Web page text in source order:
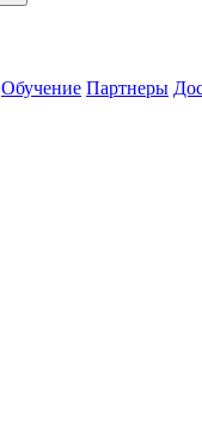
Обучение Партнеры